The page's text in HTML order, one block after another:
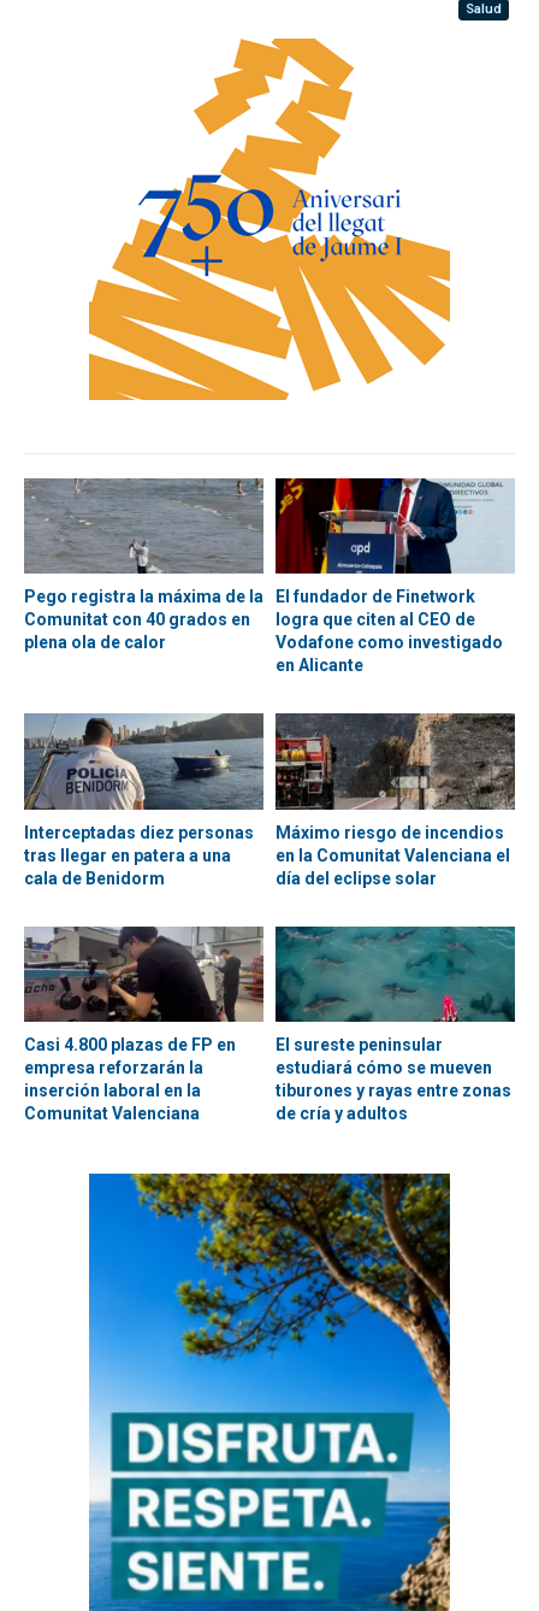
Salud
Pego registra la máxima de la
Comunitat con 40 grados en
plena ola de calor
El fundador de Finetwork
logra que citen al CEO de
Vodafone como investigado
en Alicante
Interceptadas diez personas
tras llegar en patera a una
cala de Benidorm
Máximo riesgo de incendios
en la Comunitat Valenciana el
día del eclipse solar
Casi 4.800 plazas de FP en
empresa reforzarán la
inserción laboral en la
Comunitat Valenciana
El sureste peninsular
estudiará cómo se mueven
tiburones y rayas entre zonas
de cría y adultos